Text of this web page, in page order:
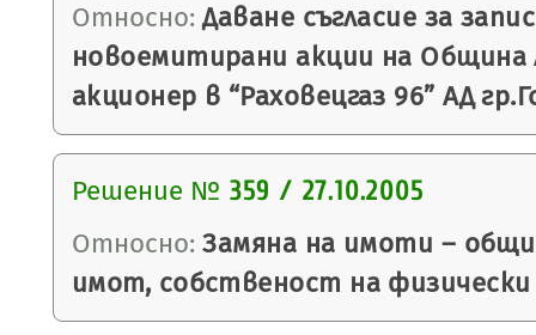
Относно: Даване съгласие за
новоемитирани акции на Община
акционер в “Раховецгаз 96” АД
Решение № 359 / 27.10.2005
Относно: Замяна на имоти –
имот, собственост на физически